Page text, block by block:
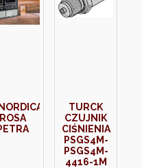
ROSA
TURCK
CZUJNIK
CIŚNIENIA
PSGS4M-
PSGS4M-
4416-1M